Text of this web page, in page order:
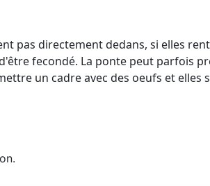
pas directement dedans, si elles
fecondé. La ponte peut parfois
un cadre avec des oeufs et elles